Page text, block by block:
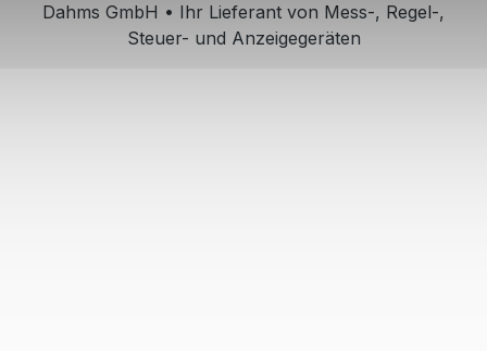
Dahms GmbH • Ihr Lieferant von Mess-, Regel-,
Steuer- und Anzeigegeräten